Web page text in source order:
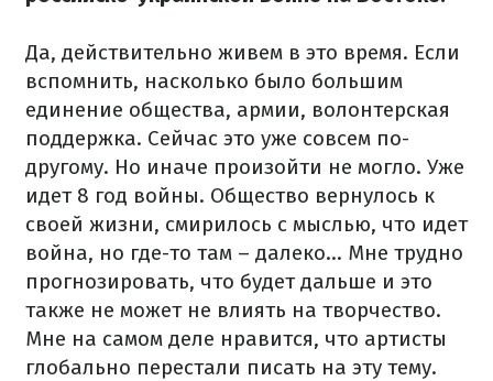
Да, действительно живем в это время. Если
вспомнить, насколько было большим
единение общества, армии, волонтерская
поддержка. Сейчас это уже совсем по-
другому. Но иначе произойти не могло. Уже
идет 8 год войны. Общество вернулось к
своей жизни, смирилось с мыслью, что идет
война, но где-то там – далеко... Мне трудно
прогнозировать, что будет дальше и это
также не может не влиять на творчество.
Мне на самом деле нравится, что артисты
глобально перестали писать на эту тему.